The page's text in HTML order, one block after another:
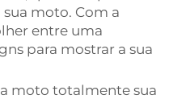
moto. Com a
entre uma
para mostrar a sua
moto totalmente sua